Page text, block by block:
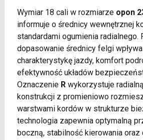
Wymiar 18 cali w rozmiarze opon
informuje o średnicy wewnętrznej
standardami ogumienia radialnego.
dopasowanie średnicy felgi
charakterystykę jazdy, komfort
efektywność układów
Oznaczenie Rwykorzystuje
konstrukcji z promieniowo
warstwami kordów w strukturze
technologia zapewnia optymalną
boczną, stabilność kierowania